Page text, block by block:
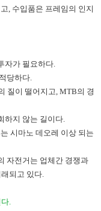
, 수입품은 프레임의 인지
자가 필요하다.
당하다.
질이 떨어지고, MTB의 경
하지 않는 길이다.
시마노 데오레 이상 되는
자전거는 업체간 경쟁과
되고 있다.
.​